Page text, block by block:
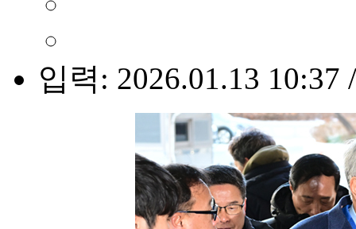
입력: 2026.01.13 10:37